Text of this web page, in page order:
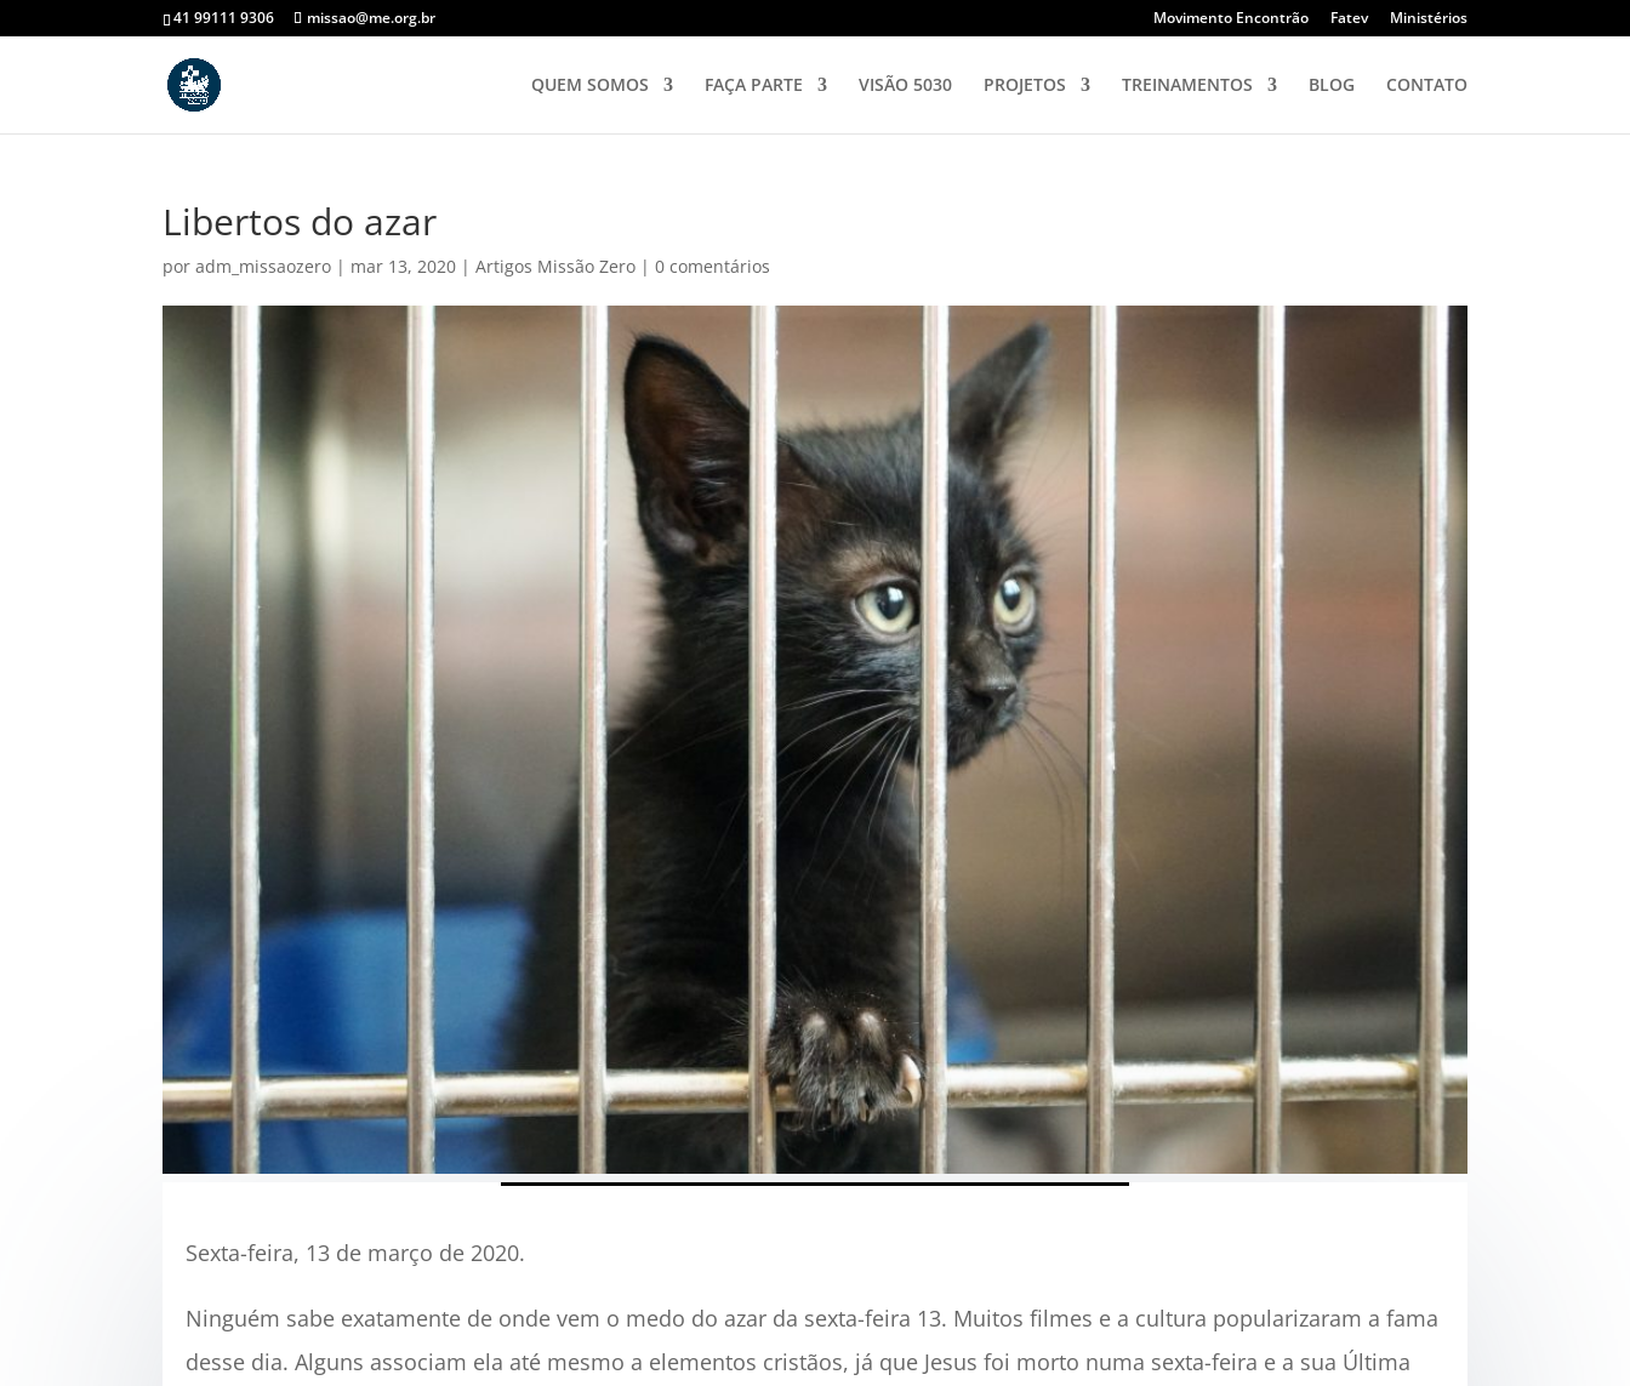
41 99111 9306 missao@me.org.br Movimento Encontrão Fatev Ministérios
QUEM SOMOS FAÇA PARTE VISÃO 5030 PROJETOS TREINAMENTOS BLOG CONTATO
Libertos do azar
poradm_missaozero | mar 13, 2020 |Artigos Missão Zero |0 comentários
Sexta-feira, 13 de março de 2020.
Ninguém sabe exatamente de onde vem o medo do azar da sexta-feira 13. Muitos filmes e a cultura popularizaram a fama
desse dia. Alguns associam ela até mesmo a elementos cristãos, já que Jesus foi morto numa sexta-feira e a sua Última